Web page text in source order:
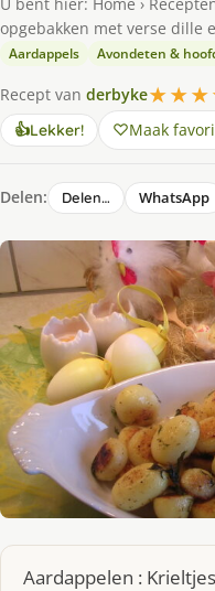
opgebakken met verse dille
Aardappels Avondeten &
Recept van derbyke
👍Lekker! Maak
Delen: Delen… WhatsApp
Aardappelen :